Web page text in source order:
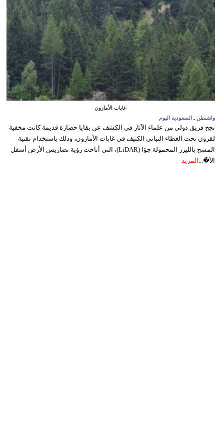
غابات الأمازون
واشنطن ـ السعودية اليوم
نجح فريق دولي من علماء الآثار في الكشف عن بقايا حضارة قديمة كانت مخفية
لقرون تحت الغطاء النباتي الكثيف في غابات الأمازون، وذلك باستخدام تقنية
المسح بالليزر المحمولة جوًا (LiDAR)، التي أتاحت رؤية تضاريس الأرض أسفل
الأ�... المزيد